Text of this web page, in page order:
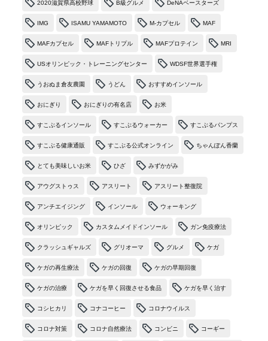
2020滋賀県高校野球 B級グルメ DeNAベースターズ
IMG ISAMU YAMAMOTO M-カプセル MAF
MAFカプセル MAFトリプル MAFプロテイン MRI
USオリンピック・トレーニングセンター WDSF世界選手権
うおぬま倉友農園 うどん おすすめインソール
おにぎり おにぎりの有名店 お米
すこぶるインソール すこぶるウォーカー すこぶるパンプス
すこぶる健康通販 すこぶる公式オンライン ちゃんぽん香蘭
とても美味しいお米 ひざ みずかがみ
アウグストゥス アスリート アスリート整復院
アンチエイジング インソール ウォーキング
オリンピック カスタムメイドインソール ガン免疫療法
クラッシュギャルズ グリオーマ グルメ ケガ
ケガの再生療法 ケガの回復 ケガの早期回復
ケガの治療 ケガを早く回復させる食品 ケガを早く治す
コシヒカリ コナコーヒー コロナウイルス
コロナ対策 コロナ自然療法 コンビニ コーギー